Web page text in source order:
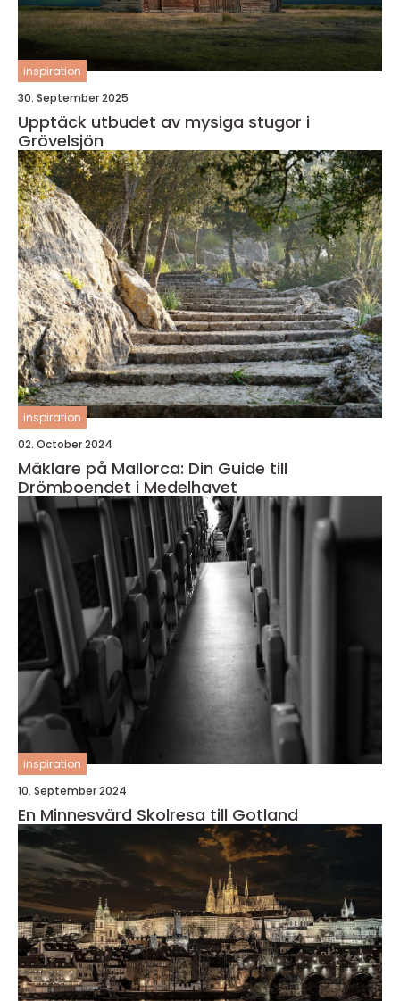
inspiration
30. September 2025
Upptäck utbudet av mysiga stugor i
Grövelsjön
inspiration
02. October 2024
Mäklare på Mallorca: Din Guide till
Drömboendet i Medelhavet
inspiration
10. September 2024
En Minnesvärd Skolresa till Gotland